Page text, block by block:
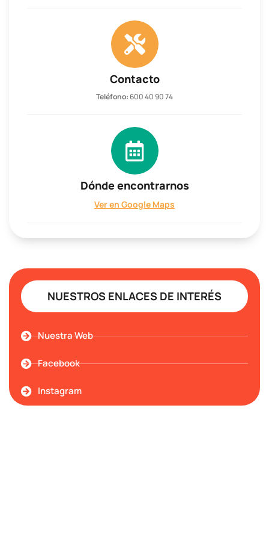
Contacto
Teléfono: 600 40 90 74
Dónde encontrarnos
Ver en Google Maps
NUESTROS ENLACES DE INTERÉS
Nuestra Web
Facebook
Instagram